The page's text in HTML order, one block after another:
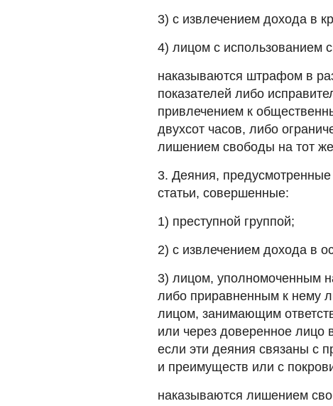
3) с извлечением дохода в
4) лицом с использованием
наказываются штрафом в
показателей либо
привлечением к
двухсот часов, либо
лишением свободы на тот
3. Деяния,
статьи, совершенные:
1) преступной группой;
2) с извлечением дохода в
3) лицом, уполномоченным
либо приравненным к нему
лицом, занимающим
или через доверенное лицо
если эти деяния связаны с
и преимуществ или с
наказываются лишением